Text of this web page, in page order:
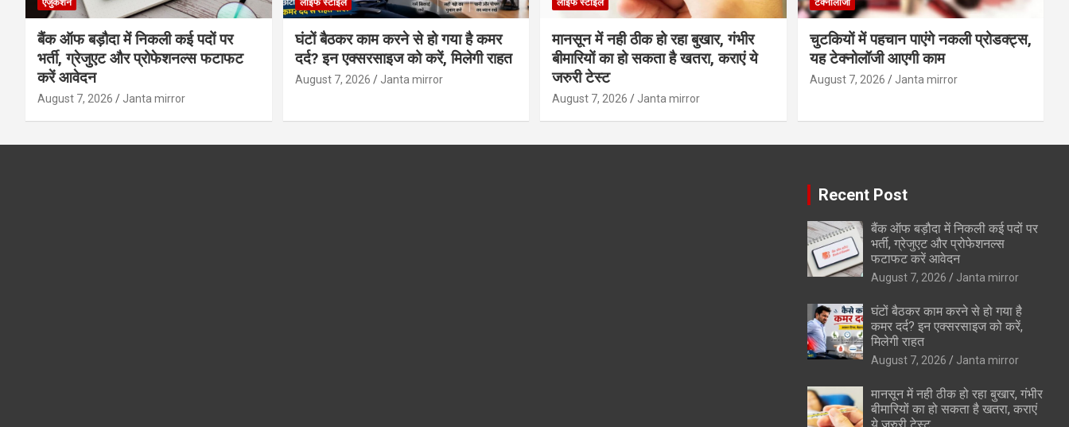
एजुकेशन
बैंक ऑफ बड़ौदा में निकली कई पदों पर
भर्ती, ग्रेजुएट और प्रोफेशनल्स फटाफट
करें आवेदन
August 7, 2026 Janta mirror
लाइफ स्टाइल
घंटों बैठकर काम करने से हो गया है कमर
दर्द? इन एक्सरसाइज को करें, मिलेगी राहत
August 7, 2026 Janta mirror
लाइफ स्टाइल
मानसून में नही ठीक हो रहा बुखार, गंभीर
बीमारियों का हो सकता है खतरा, कराएं ये
जरुरी टेस्ट
August 7, 2026 Janta mirror
टेक्नोलॉजी
चुटकियों में पहचान पाएंगे नकली प्रोडक्ट्स,
यह टेक्नोलॉजी आएगी काम
August 7, 2026 Janta mirror
Recent Post
बैंक ऑफ बड़ौदा में निकली कई पदों पर
भर्ती, ग्रेजुएट और प्रोफेशनल्स
फटाफट करें आवेदन
August 7, 2026 Janta mirror
घंटों बैठकर काम करने से हो गया है
कमर दर्द? इन एक्सरसाइज को करें,
मिलेगी राहत
August 7, 2026 Janta mirror
मानसून में नही ठीक हो रहा बुखार, गंभीर
बीमारियों का हो सकता है खतरा, कराएं